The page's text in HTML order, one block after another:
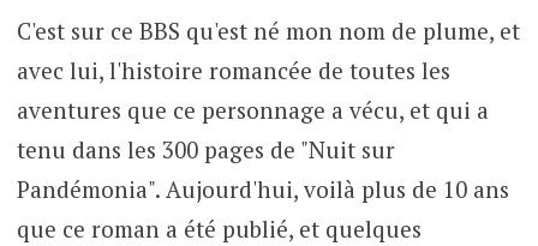
C'est sur ce BBS qu'est né mon nom de plume, et
avec lui, l'histoire romancée de toutes les
aventures que ce personnage a vécu, et qui a
tenu dans les 300 pages de "Nuit sur
Pandémonia". Aujourd'hui, voilà plus de 10 ans
que ce roman a été publié, et quelques